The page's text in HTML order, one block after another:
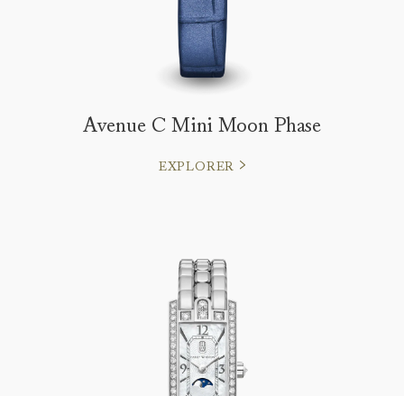
Avenue C Mini Moon Phase
EXPLORER